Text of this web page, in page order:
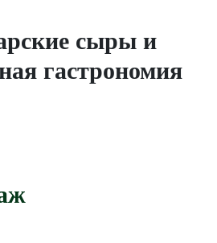
сыры и
гастрономия